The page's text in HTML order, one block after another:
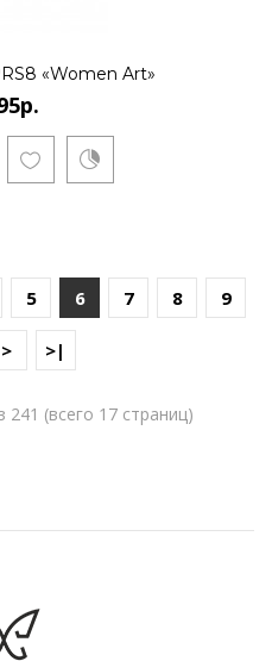
«Women Art»
5 6 7 8 9
> >|
241 (всего 17 страниц)